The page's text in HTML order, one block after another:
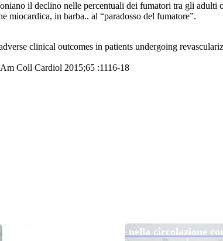
il declino nelle percentuali dei fumatori tra gli
miocardica, in barba.. al “paradosso del fumatore”.
clinical outcomes in patients undergoing
Coll Cardiol 2015;65 :1116-18
Micro e nanoplastiche nella circolazione